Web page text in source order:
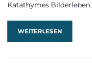
Katathymes Bilderleben,
WEITERLESEN